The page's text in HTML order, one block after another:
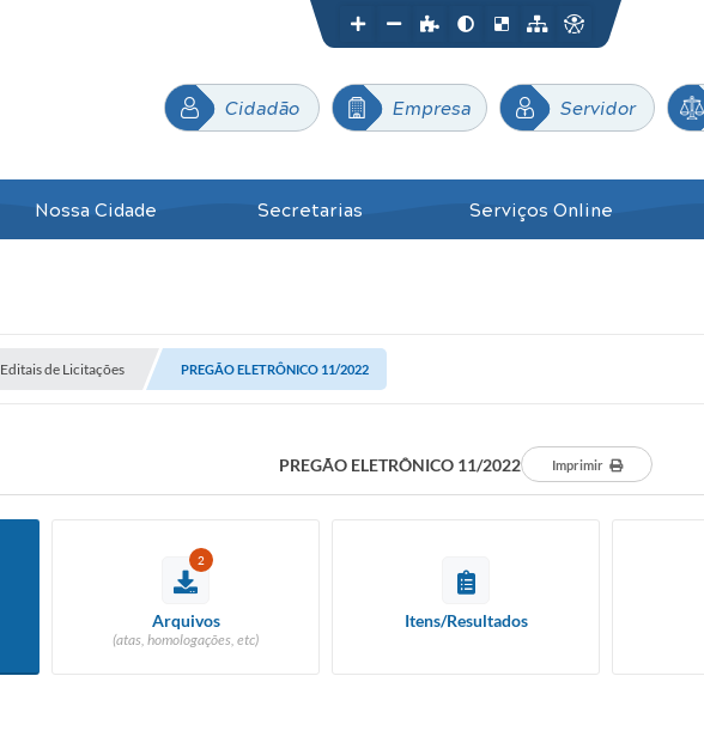
Cidadão Empresa Servidor
Nossa Cidade Secretarias Serviços Online
Editais de Licitações PREGÃO ELETRÔNICO 11/2022
PREGÃO ELETRÔNICO 11/2022 Imprimir
2
Arquivos
(atas, homologações, etc)
Itens/Resultados